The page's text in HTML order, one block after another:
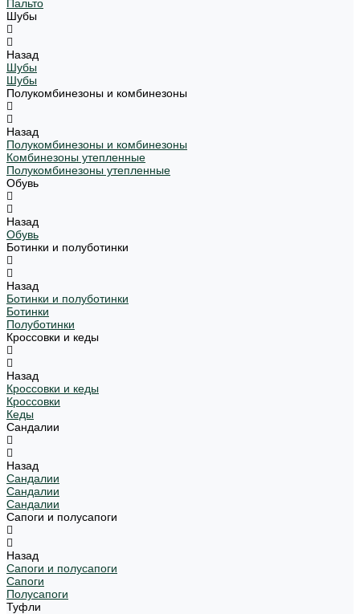
Пальто
Шубы
Назад
Шубы
Шубы
Полукомбинезоны и комбинезоны
Назад
Полукомбинезоны и комбинезоны
Комбинезоны утепленные
Полукомбинезоны утепленные
Обувь
Назад
Обувь
Ботинки и полуботинки
Назад
Ботинки и полуботинки
Ботинки
Полуботинки
Кроссовки и кеды
Назад
Кроссовки и кеды
Кроссовки
Кеды
Сандалии
Назад
Сандалии
Сандалии
Сандалии
Сапоги и полусапоги
Назад
Сапоги и полусапоги
Сапоги
Полусапоги
Туфли